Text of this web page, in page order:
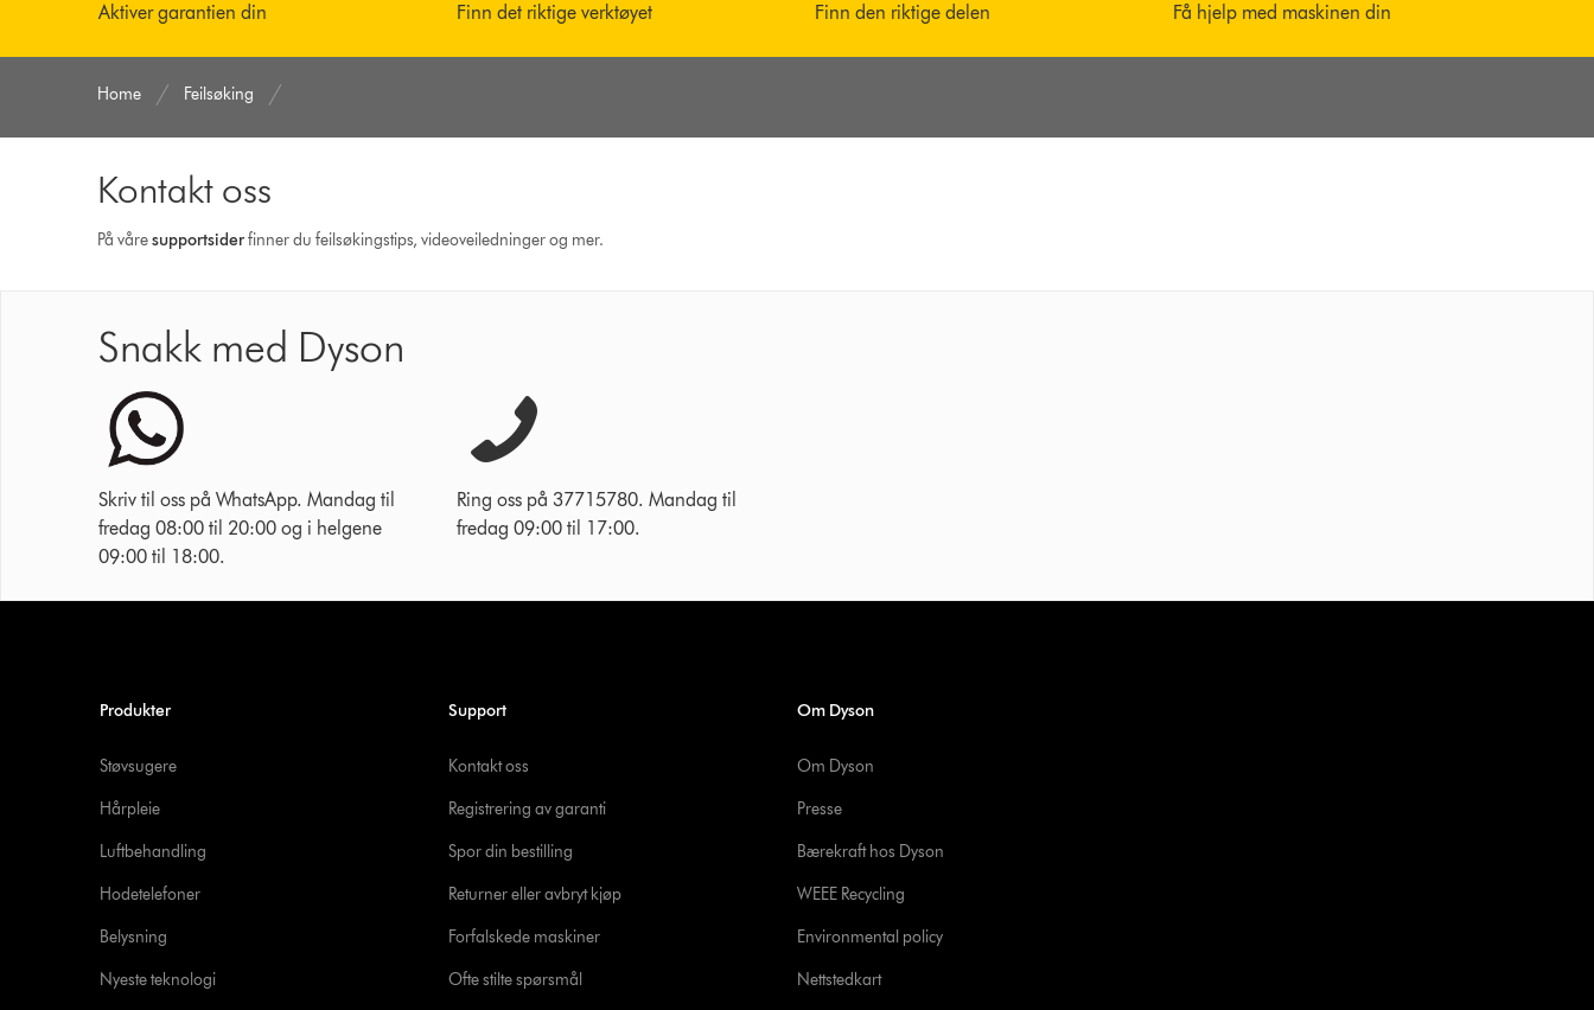
Aktiver garantien din Finn det riktige verktøyet Finn den riktige delen Få hjelp med maskinen din
Home Feilsøking
Kontakt oss
På våresupportsiderfinner du feilsøkingstips, videoveiledninger og mer.
Snakk med Dyson
Skriv til oss på WhatsApp. Mandag til
fredag 08:00 til 20:00 og i helgene
09:00 til 18:00.
Ring oss på 37715780. Mandag til
fredag 09:00 til 17:00.
Produkter
Støvsugere
Hårpleie
Luftbehandling
Hodetelefoner
Belysning
Nyeste teknologi
Support
Kontakt oss
Registrering av garanti
Spor din bestilling
Returner eller avbryt kjøp
Forfalskede maskiner
Ofte stilte spørsmål
Om Dyson
Om Dyson
Presse
Bærekraft hos Dyson
WEEE Recycling
Environmental policy
Nettstedkart